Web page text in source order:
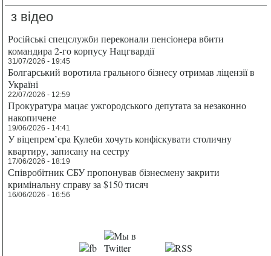
з відео
Російські спецслужби переконали пенсіонера вбити
командира 2-го корпусу Нацгвардії
31/07/2026 - 19:45
Болгарський воротила грального бізнесу отримав ліцензії в
Україні
22/07/2026 - 12:59
Прокуратура мацає ужгородського депутата за незаконно
накопичене
19/06/2026 - 14:41
У віцепрем’єра Кулеби хочуть конфіскувати столичну
квартиру, записану на сестру
17/06/2026 - 18:19
Співробітник СБУ пропонував бізнесмену закрити
кримінальну справу за $150 тисяч
16/06/2026 - 16:56